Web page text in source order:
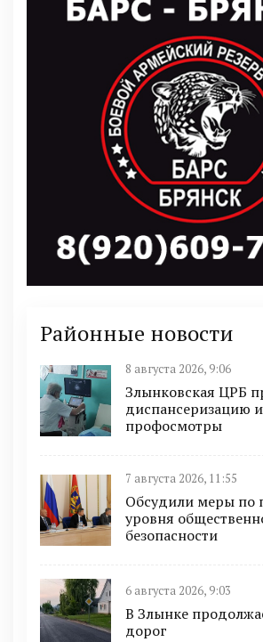
Районные новости
8 августа 2026, 9:06
Злынковская ЦРБ
диспансеризацию и
профосмотры
7 августа 2026, 11:55
Обсудили меры по
уровня
безопасности
6 августа 2026, 9:03
В Злынке
дорог